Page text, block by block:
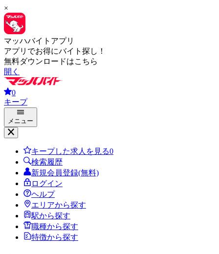
×
マッハバイトアプリ
アプリでお得にバイト探し！
無料ダウンロードはこちら
開く
0
キープ
メニュー
キープした求人を見る0
検索履歴
新規会員登録(無料)
ログイン
ヘルプ
エリアから探す
駅から探す
職種から探す
特徴から探す